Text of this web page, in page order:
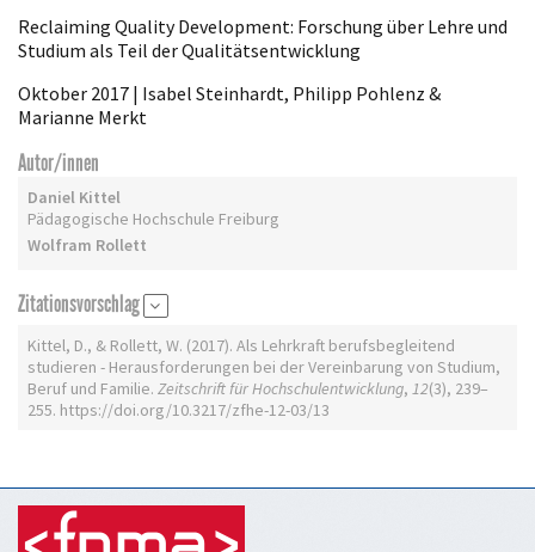
Reclaiming Quality Development: Forschung über Lehre und
Studium als Teil der Qualitätsentwicklung
Oktober 2017 | Isabel Steinhardt, Philipp Pohlenz &
Marianne Merkt
Autor/innen
Daniel Kittel
Pädagogische Hochschule Freiburg
Wolfram Rollett
Zitationsvorschlag
Kittel, D., & Rollett, W. (2017). Als Lehrkraft berufsbegleitend
studieren - Herausforderungen bei der Vereinbarung von Studium,
Beruf und Familie. Zeitschrift für Hochschulentwicklung, 12(3), 239–
255. https://doi.org/10.3217/zfhe-12-03/13